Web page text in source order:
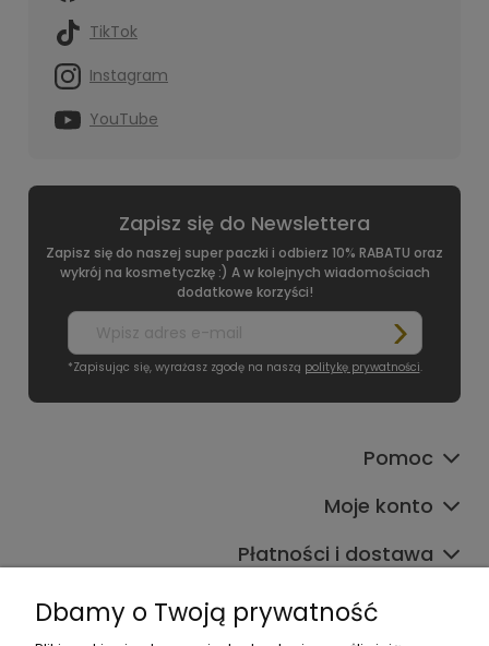
TikTok
Instagram
YouTube
Zapisz się do Newslettera
Zapisz się do naszej super paczki i odbierz 10% RABATU oraz
wykrój na kosmetyczkę :) A w kolejnych wiadomościach
dodatkowe korzyści!
*Zapisując się, wyrażasz zgodę na naszą politykę prywatności.
Pomoc
Moje konto
Płatności i dostawa
Informacje
Dbamy o Twoją prywatność